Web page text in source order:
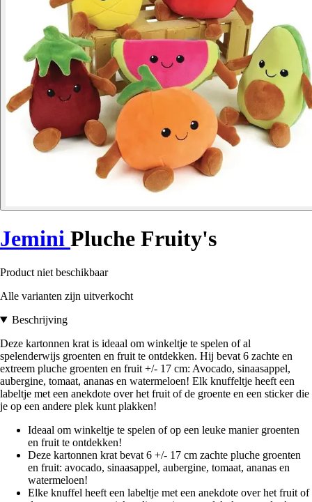
Jemini Pluche Fruity's
Product niet beschikbaar
Alle varianten zijn uitverkocht
Beschrijving
Deze kartonnen krat is ideaal om winkeltje te spelen of al
spelenderwijs groenten en fruit te ontdekken. Hij bevat 6 zachte en
extreem pluche groenten en fruit +/- 17 cm: Avocado, sinaasappel,
aubergine, tomaat, ananas en watermeloen! Elk knuffeltje heeft een
labeltje met een anekdote over het fruit of de groente en een sticker die
je op een andere plek kunt plakken!
Ideaal om winkeltje te spelen of op een leuke manier groenten
en fruit te ontdekken!
Deze kartonnen krat bevat 6 +/- 17 cm zachte pluche groenten
en fruit: avocado, sinaasappel, aubergine, tomaat, ananas en
watermeloen!
Elke knuffel heeft een labeltje met een anekdote over het fruit of